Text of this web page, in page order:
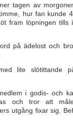
tagen av
hur fan kunde
fram löpningen tills
på ädelost och
lite slötittande
i godis- och
och tror att
utgång fixar sig.